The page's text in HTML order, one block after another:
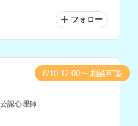
フォロー
認心理師
8/10 12:00〜 相談可能